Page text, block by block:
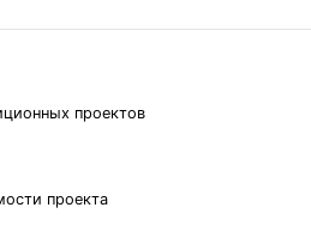
проектов
проекта